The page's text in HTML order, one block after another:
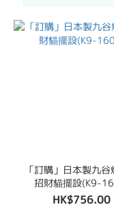
「訂購」日本製九
招財貓擺設(K9-
HK$756.00